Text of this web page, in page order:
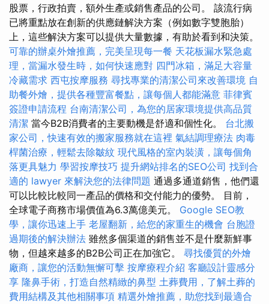
股票，行政拍賣，額外生產或銷售產品的公司。 該流行病
已將重點放在創新的供應鏈解決方案（例如數字雙胞胎）
上，這些解決方案可以提供大量數據，有助於看到和決策。
可靠的辦桌外燴推薦，完美呈現每一餐 天花板漏水緊急處
理，當漏水發生時，如何快速應對 四門冰箱，滿足大容量
冷藏需求 西屯按摩服務 尋找專業的清潔公司來改善環境 自
助餐外燴，提供各種豐富餐點，讓每個人都能滿意 菲律賓
簽證申請流程 台南清潔公司，為您的居家環境提供高品質
清潔 當今B2B消費者的主要動機是舒適和個性化。 台北搬
家公司，快速有效的搬家服務就在這裡 氣結調理療法 肉毒
桿菌治療，輕鬆去除皺紋 現代風格的室內裝潢，讓每個角
落更具魅力 學習按摩技巧 提升網站排名的SEO公司 找到合
適的 lawyer 來解決您的法律問題 通過多通道銷售，他們還
可以比較比較同一產品的價格和交付能力的優勢。 目前，
全球電子商務市場價值為6.3萬億美元。 Google SEO教
學，讓你迅速上手 老屋翻新，給您的家重生的機會 台胞證
過期後的解決辦法 雖然多個渠道的銷售並不是什麼新鮮事
物，但越來越多的B2B公司正在加強它。 尋找優質的外燴
廠商，讓您的活動無懈可擊 按摩療程介紹 客廳設計靈感分
享 隆鼻手術，打造自然精緻的鼻型 土葬費用，了解土葬的
費用結構及其他相關事項 精選外燴推薦，助您找到最適合